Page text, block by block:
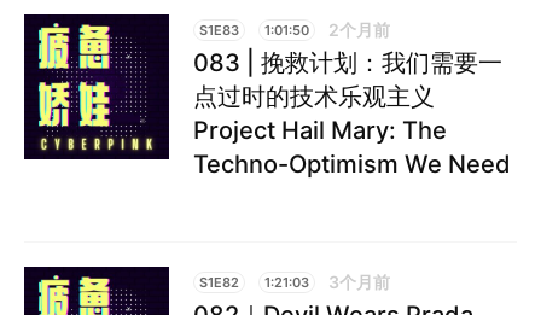
S1E83 1:01:50 2个月前
083 | 挽救计划：我们需要一
点过时的技术乐观主义
Project Hail Mary: The
Techno-Optimism We Need
S1E82 1:21:03 3个月前